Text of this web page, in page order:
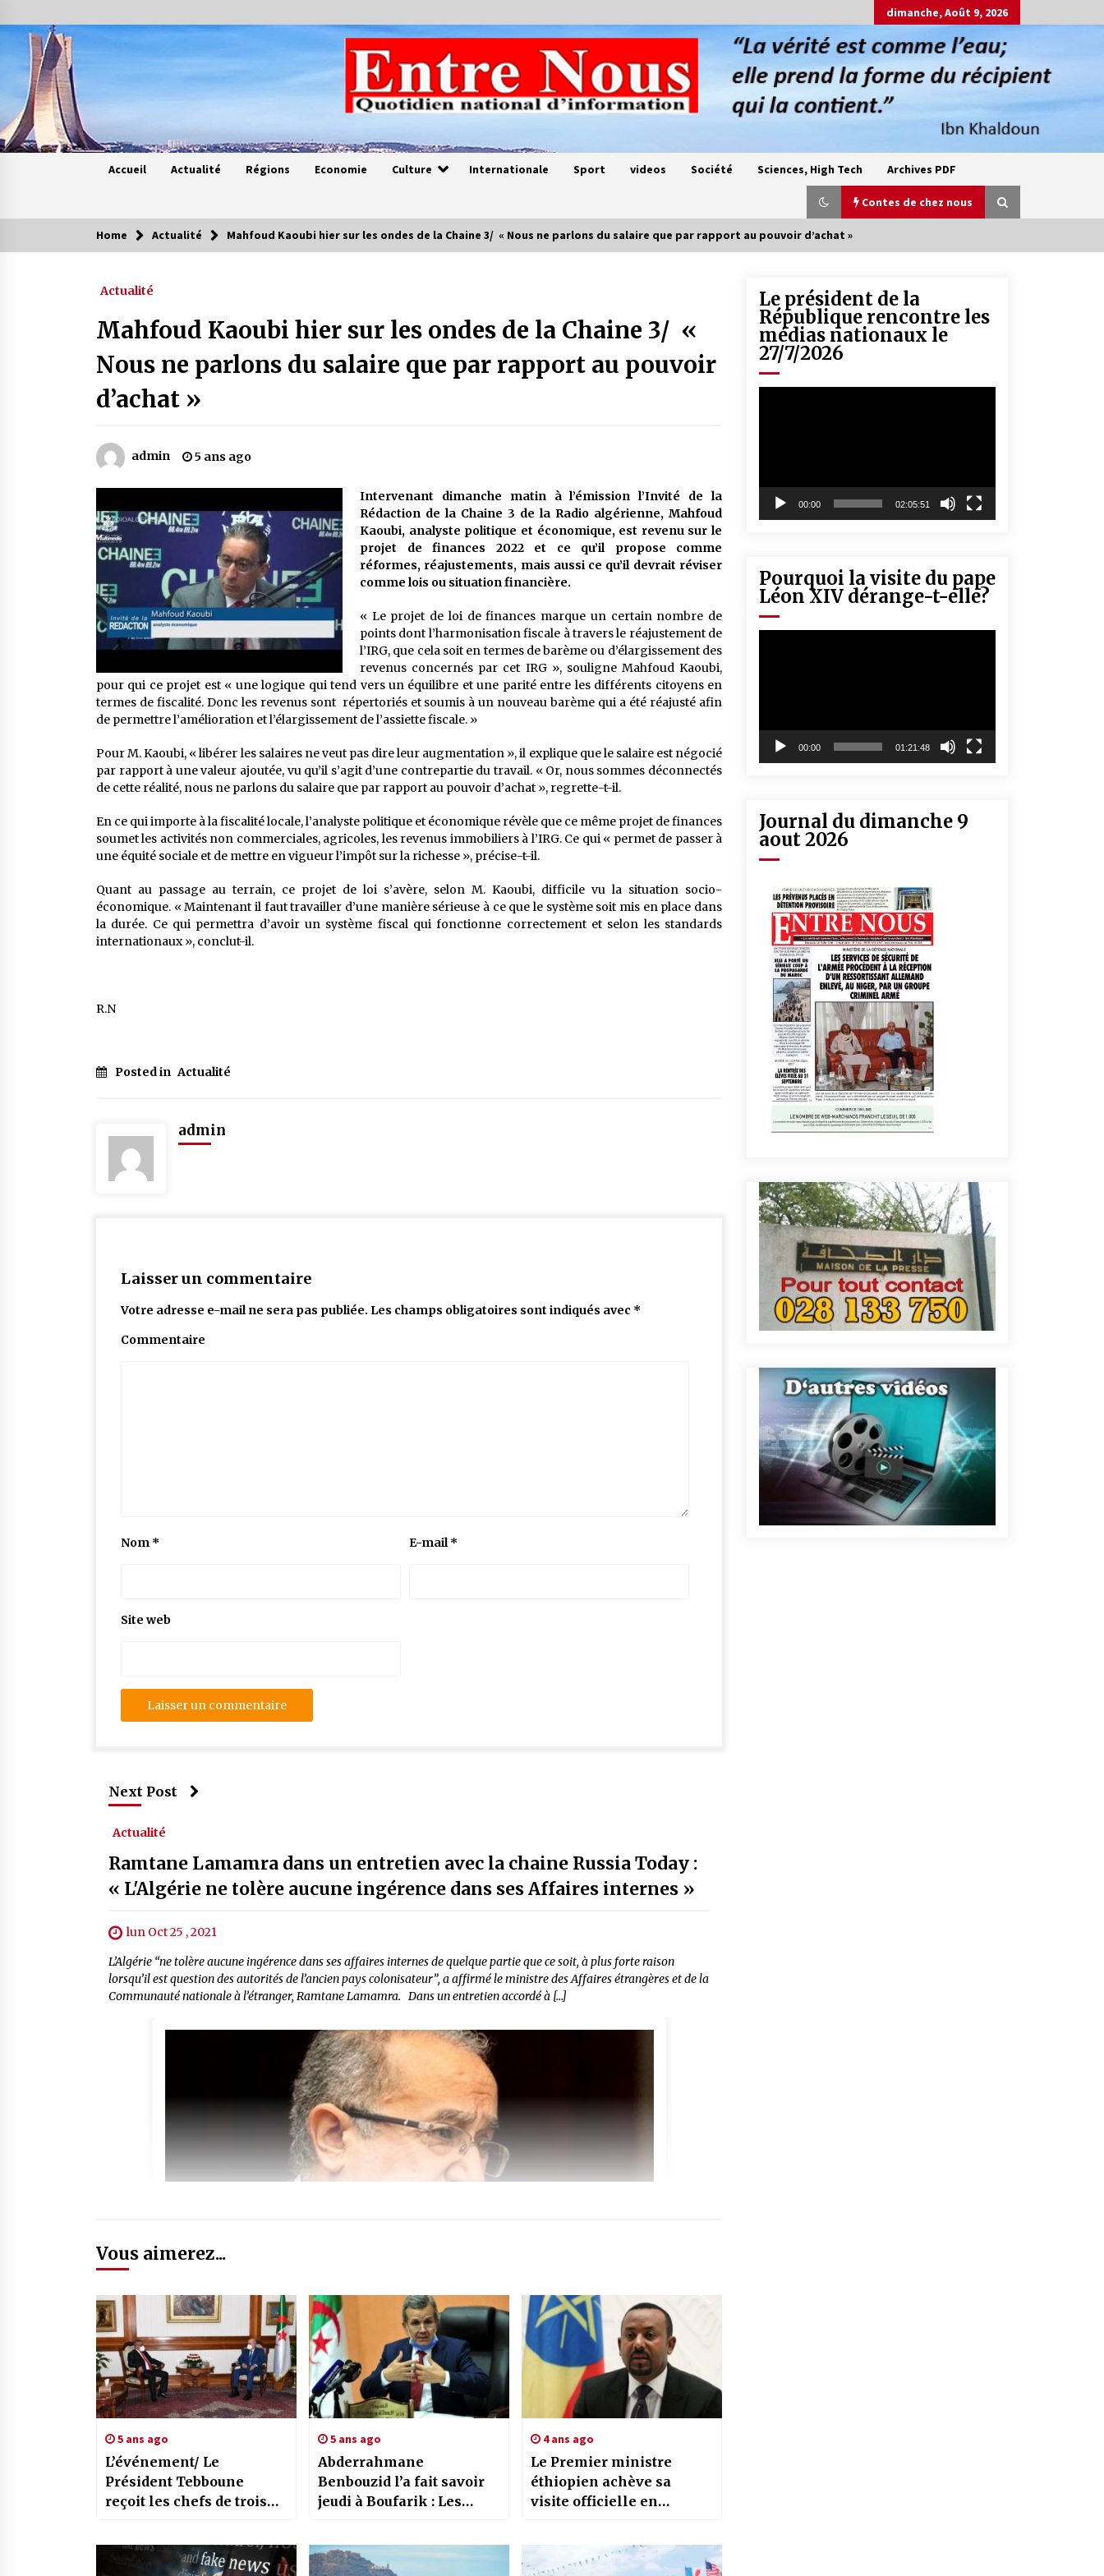
to
content
dimanche, Août 9, 2026
Accueil Actualité Régions Economie Culture Internationale Sport videos Société Sciences, High Tech Archives PDF
Contes de chez nous
Contes de chez nous
4 ans ago
Oum el Gaïla / L’ogresse du M’zab
4 ans ago
Mythes et croyances / L’hospitalité
des montagnards
Quand on va vite
5 ans ago
5 ans ago
Un conte targui/ Quand la tête est
vide
5 ans ago
Tradition orale/ D’où viennent les
contes et à quoi servent-ils?
5 ans ago
Home Actualité Mahfoud Kaoubi hier sur les ondes de la Chaine 3/ « Nous ne parlons du salaire que par rapport au pouvoir d’achat »
Actualité
Mahfoud Kaoubi hier sur les ondes de la Chaine 3/ «
Nous ne parlons du salaire que par rapport au pouvoir
d’achat »
admin 5 ans ago
Intervenant dimanche matin à l’émission l’Invité de la
Rédaction de la Chaine 3 de la Radio algérienne, Mahfoud
Kaoubi, analyste politique et économique, est revenu sur le
projet de finances 2022 et ce qu’il propose comme
réformes, réajustements, mais aussi ce qu’il devrait réviser
comme lois ou situation financière.
« Le projet de loi de finances marque un certain nombre de
points dont l’harmonisation fiscale à travers le réajustement de
l’IRG, que cela soit en termes de barème ou d’élargissement des
revenus concernés par cet IRG », souligne Mahfoud Kaoubi,
pour qui ce projet est « une logique qui tend vers un équilibre et une parité entre les différents citoyens en
termes de fiscalité. Donc les revenus sont répertoriés et soumis à un nouveau barème qui a été réajusté afin
de permettre l’amélioration et l’élargissement de l’assiette fiscale. »
Pour M. Kaoubi, « libérer les salaires ne veut pas dire leur augmentation », il explique que le salaire est négocié
par rapport à une valeur ajoutée, vu qu’il s’agit d’une contrepartie du travail. « Or, nous sommes déconnectés
de cette réalité, nous ne parlons du salaire que par rapport au pouvoir d’achat », regrette-t-il.
En ce qui importe à la fiscalité locale, l’analyste politique et économique révèle que ce même projet de finances
soumet les activités non commerciales, agricoles, les revenus immobiliers à l’IRG. Ce qui « permet de passer à
une équité sociale et de mettre en vigueur l’impôt sur la richesse », précise-t-il.
Quant au passage au terrain, ce projet de loi s’avère, selon M. Kaoubi, difficile vu la situation socio-
économique. « Maintenant il faut travailler d’une manière sérieuse à ce que le système soit mis en place dans
la durée. Ce qui permettra d’avoir un système fiscal qui fonctionne correctement et selon les standards
internationaux », conclut-il.
R.N
Posted in Actualité
admin
Laisser un commentaire
Votre adresse e-mail ne sera pas publiée. Les champs obligatoires sont indiqués avec *
Commentaire
Nom * E-mail*
Site web
Next Post
Actualité
Ramtane Lamamra dans un entretien avec la chaine Russia Today :
« L'Algérie ne tolère aucune ingérence dans ses Affaires internes »
lun Oct 25 , 2021
L’Algérie “ne tolère aucune ingérence dans ses affaires internes de quelque partie que ce soit, à plus forte raison
lorsqu’il est question des autorités de l’ancien pays colonisateur”, a affirmé le ministre des Affaires étrangères et de la
Communauté nationale à l’étranger, Ramtane Lamamra. Dans un entretien accordé à […]
Vous aimerez...
5 ans ago
L’événement/ Le
Président Tebboune
reçoit les chefs de trois
5 ans ago
Abderrahmane
Benbouzid l’a fait savoir
jeudi à Boufarik : Les
pays pour les Algériens
et les étrangers «
4 ans ago
Le Premier ministre
éthiopien achève sa
visite officielle en
Le président de la
République rencontre les
médias nationaux le
27/7/2026
00:00 02:05:51
Pourquoi la visite du pape
Léon XIV dérange-t-elle?
00:00 01:21:48
Journal du dimanche 9
aout 2026